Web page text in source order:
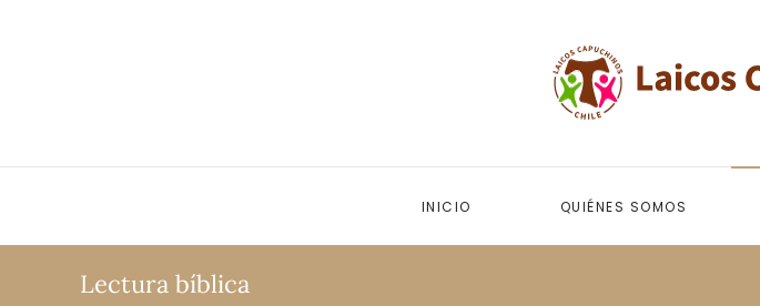
INICIO QUIÉNES SOMOS
Lectura bíblica